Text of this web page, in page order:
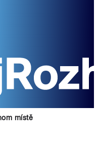
místě